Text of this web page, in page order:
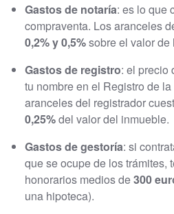
Gastos de notaría: es lo que
compraventa. Los aranceles
0,2% y 0,5%sobre el valor de
Gastos de registro: el precio
tu nombre en el Registro de
aranceles del registrador
0,25%del valor del inmueble.
Gastos de gestoría: si
que se ocupe de los trámites,
honorarios medios de300
una hipoteca).